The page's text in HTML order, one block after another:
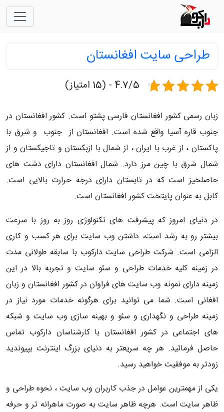
طراحی سایت افغانستان
4.7/5 - (15 امتیاز)
زبان رسمی کشور افغانستان فارسی پشتو است. کشور افغانستان در
جنوب قاره آسیا واقع شده است. افغانستان از جنوب و شرق با
پاکستان ، از غرب با ایران ، از شمال با ازبکستان و تاجیکستان و از
شمال شرق با چین مرز دارد. شمال افغانستان دارای دشت های
حاصلخیز است که در تابستان دارای درجه حرارت بالایی است.
کابل به عنوان پایتخت کشور افغانستان است.
در دنیای امروز که پیشرفت های تکنولوژی روز به روز با سرعت
بیشتر رو به رشد است، داشتن وب سایت برای هر کسب و کاری
الزامی است. شرکت طراحی سایت دارکوب با سابقه طولانی مدت
در زمینه کلیه خدمات طراحی و سئو سایت و تجربه بالا در این
زمینه دارای نمونه وب سایت های فراوان در کشور افغانستان و زبان
افغانی است. شما می توانید برای هرگونه خدمات مورد نیاز در
زمینه طراحی و نگهداری و سئو و بهینه سازی وب سایت و شبکه
های اجتماعی در کشور افغانستان با کارشناسان دارکوب تماس
حاصل فرمائید. هر چه سریعتر به دنیای بزرگ اینترنت بپیوندید
زودتر به موفقیت خواهید رسید.
یکی از مهمترین عوامل در جذب کاربران وب سایت ، نحوه طراحی و
ظاهر سایت است. هرچه ظاهر سایت به صورت ماهرانه تر و حرفه